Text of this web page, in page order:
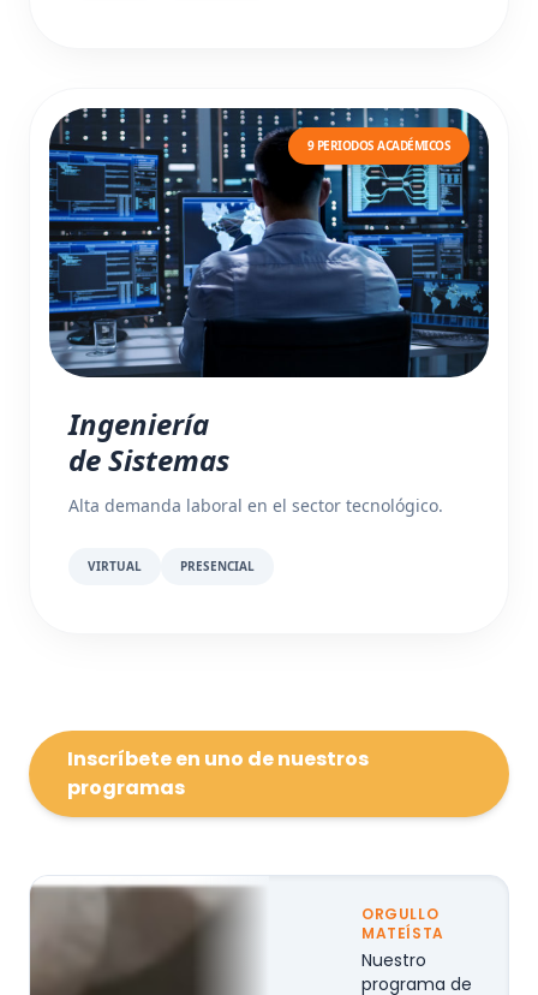
9 PERIODOS ACADÉMICOS
Ingeniería
de Sistemas
Alta demanda laboral en el sector tecnológico.
VIRTUAL PRESENCIAL
Inscríbete en uno de nuestros
programas
ORGULLO
MATEÍSTA
Nuestro
programa de